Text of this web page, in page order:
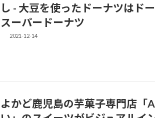
し - 大豆を使ったドーナツはド
スーパードーナツ
2021-12-14
よかど鹿児島の芋菓子専門店「